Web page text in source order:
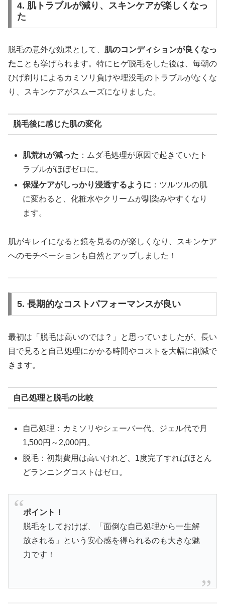
4. 肌トラブルが減り、スキンケアが楽しくなっ
た
脱毛の意外な効果として、 肌のコンディションが良くなっ
たことも挙げられます。特にヒゲ脱毛をした後は、毎朝の
ひげ剃りによるカミソリ負けや埋没毛のトラブルがなくな
り、スキンケアがスムーズになりました。
脱毛後に感じた肌の変化
肌荒れが減った ：ムダ毛処理が原因で起きていたト
ラブルがほぼゼロに。
保湿ケアがしっかり浸透するように ：ツルツルの肌
に変わると、化粧水やクリームが馴染みやすくなり
ます。
肌がキレイになると鏡を見るのが楽しくなり、スキンケア
へのモチベーションも自然とアップしました！
5. 長期的なコストパフォーマンスが良い
最初は「脱毛は高いのでは？」と思っていましたが、長い
目で見ると自己処理にかかる時間やコストを大幅に削減で
きます。
自己処理と脱毛の比較
自己処理：カミソリやシェーバー代、ジェル代で月
1,500円～2,000円。
脱毛：初期費用は高いけれど、1度完了すればほとん
どランニングコストはゼロ。
ポイント！
脱毛をしておけば、「面倒な自己処理から一生解
放される」という安心感を得られるのも大きな魅
力です！